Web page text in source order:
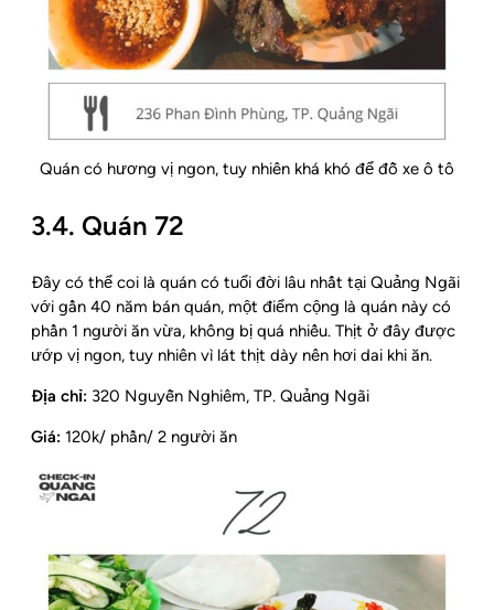
Quán có hương vị ngon, tuy nhiên khá khó để đỗ xe ô tô
3.4. Quán 72
Đây có thể coi là quán có tuổi đời lâu nhất tại Quảng Ngãi
với gần 40 năm bán quán, một điểm cộng là quán này có
phần 1 người ăn vừa, không bị quá nhiều. Thịt ở đây được
ướp vị ngon, tuy nhiên vì lát thịt dày nên hơi dai khi ăn.
Địa chỉ: 320 Nguyễn Nghiêm, TP. Quảng Ngãi
Giá: 120k/ phần/ 2 người ăn